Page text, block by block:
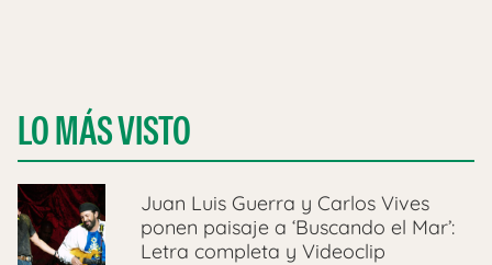
LO MÁS VISTO
Juan Luis Guerra y Carlos Vives
ponen paisaje a ‘Buscando el Mar’:
Letra completa y Videoclip